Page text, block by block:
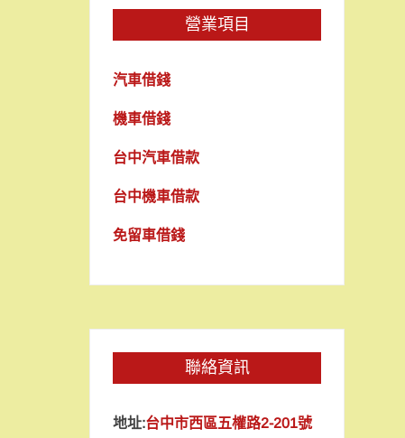
營業項目
汽車借錢
機車借錢
台中汽車借款
台中機車借款
免留車借錢
聯絡資訊
地址:台中市西區五權路2-201號